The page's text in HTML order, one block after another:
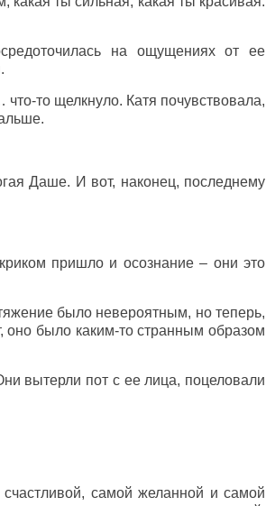
на ощущениях от ее
то щелкнуло. Катя почувствовала,
Даше. И вот, наконец, последнему
пришло и осознание – они это
было невероятным, но теперь,
оно было каким-то странным образом
вытерли пот с ее лица, поцеловали
самой желанной и самой